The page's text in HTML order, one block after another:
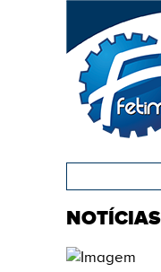
NOTÍCIAS